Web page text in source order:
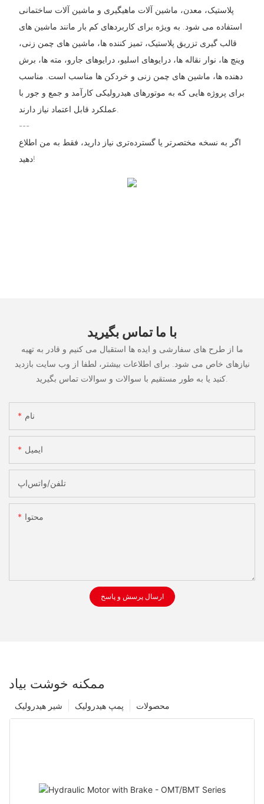
پلاستیک، معدن، ماشین آلات ماهیگیری و ماشین آلات ساختمانی
استفاده می شود. به ویژه برای کاربردهای کم بار مانند ماشین های
قالب گیری تزریق پلاستیک، تمیز کننده ها، ماشین های چمن زنی،
وینچ ها، نوار نقاله ها، درایوهای اسلیو، درایوهای جارو، مته ها، برش
دهنده ها، ماشین های چمن زنی و خردکن ها مناسب است. مناسب
برای پروژه هایی که به موتورهای هیدرولیکی کارآمد و جمع و جور با
---
اگر به نسخه مختصرتر یا گسترده‌تری نیاز دارید، فقط به من اطلاع
دهید!
با ما تماس بگیرید
ما از طرح های سفارشی و ایده ها استقبال می کنیم و قادر به تهیه
نیازهای خاص می شود. برای اطلاعات بیشتر، لطفا از وب سایت بازدید
نام
ایمیل
تلفن/واتس‌اپ
محتوا
ارسال پرسش و پاسخ
ممکنه خوشت بیاد
محصولات پمپ هیدرولیک شیر هیدرولیک